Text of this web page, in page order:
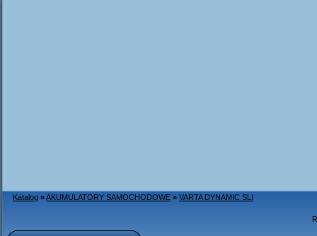
Katalog »AKUMULATORY SAMOCHODOWE » VARTA DYNAMIC SLI